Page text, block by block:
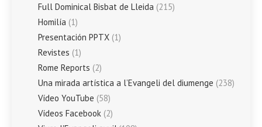
Full Dominical Bisbat de Lleida (215)
Homilía (1)
Presentación PPTX (1)
Revistes (1)
Rome Reports (2)
Una mirada artística a l’Evangeli del diumenge (238)
Vídeo YouTube (58)
Vídeos Facebook (2)